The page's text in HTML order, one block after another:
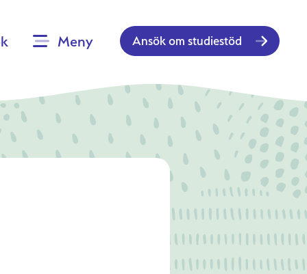
Meny Ansök om studiestöd